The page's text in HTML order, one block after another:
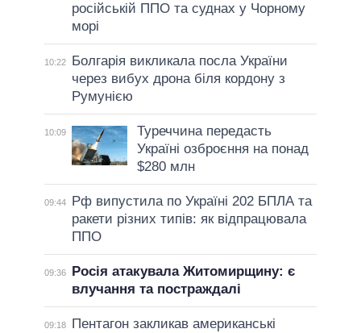
російській ППО та суднах у Чорному
морі
10:22
Болгарія викликала посла України
через вибух дрона біля кордону з
Румунією
10:09
Туреччина передасть
Україні озброєння на понад
$280 млн
09:44
Рф випустила по Україні 202 БПЛА та
ракети різних типів: як відпрацювала
ППО
09:36
Росія атакувала Житомирщину: є
влучання та постраждалі
09:18
Пентагон закликав американські